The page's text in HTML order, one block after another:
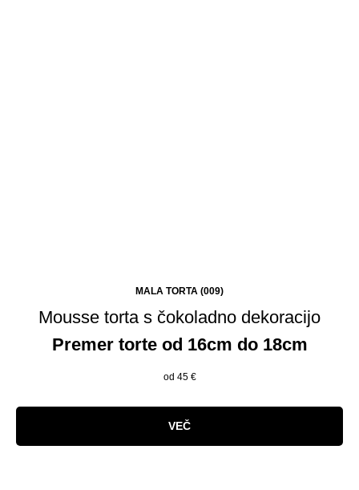
MALA TORTA (009)
Mousse torta s čokoladno dekoracijo
Premer torte od 16cm do 18cm
od 45 €
VEČ